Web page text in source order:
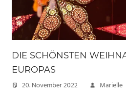
DIE SCHÖNSTEN
EUROPAS
20. November 2022 Marielle